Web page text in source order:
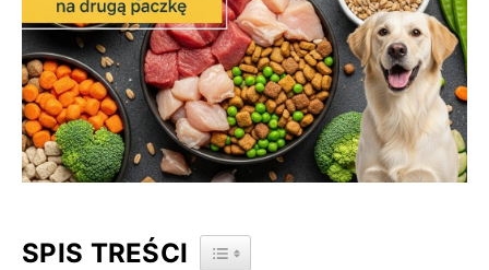
SPIS TREŚCI TOGGLE TABLE OF CONTENT